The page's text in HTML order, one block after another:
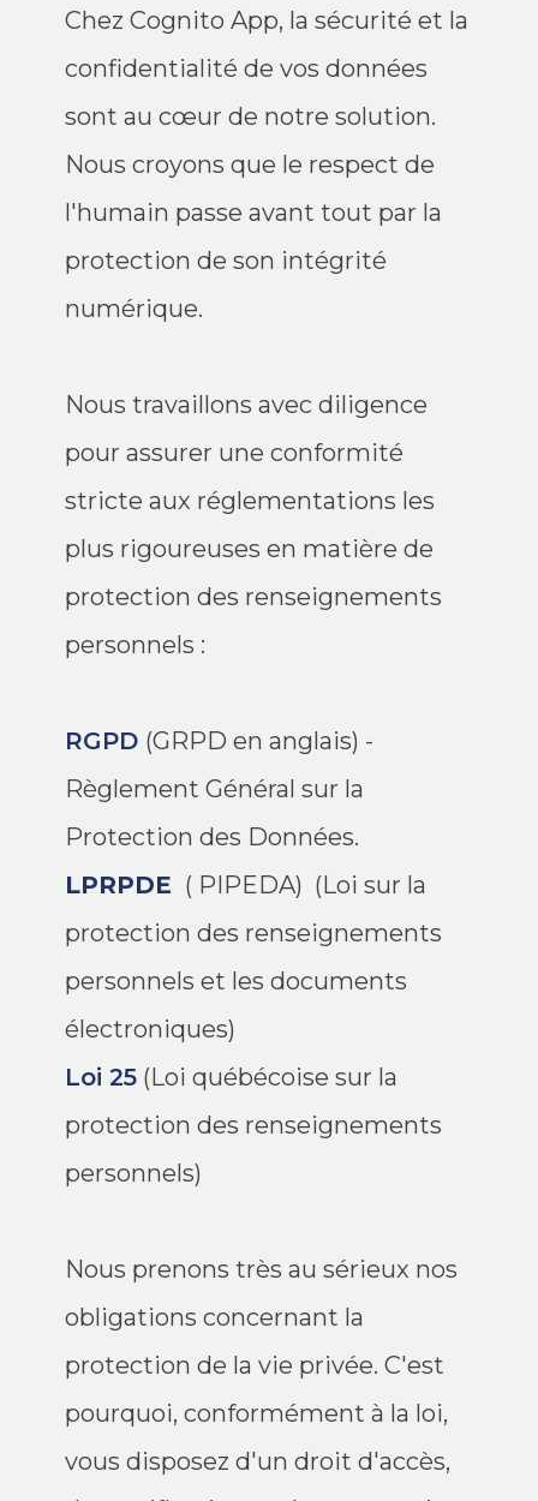
Chez Cognito App, la sécurité et la
confidentialité de vos données
sont au cœur de notre solution.
Nous croyons que le respect de
l'humain passe avant tout par la
protection de son intégrité
numérique.
Nous travaillons avec diligence
pour assurer une conformité
stricte aux réglementations les
plus rigoureuses en matière de
protection des renseignements
personnels :
RGPD (GRPD en anglais) -
Règlement Général sur la
Protection des Données.
LPRPDE ( PIPEDA) (Loi sur la
protection des renseignements
personnels et les documents
électroniques)
Loi 25 (Loi québécoise sur la
protection des renseignements
personnels)
Nous prenons très au sérieux nos
obligations concernant la
protection de la vie privée. C'est
pourquoi, conformément à la loi,
vous disposez d'un droit d'accès,